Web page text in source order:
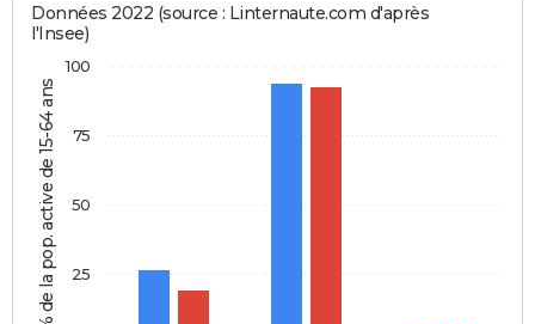
% de la pop. active de 15-64 ans
Données 2022 (source : Linternaute.com d'après
l'Insee)
25
50
75
100